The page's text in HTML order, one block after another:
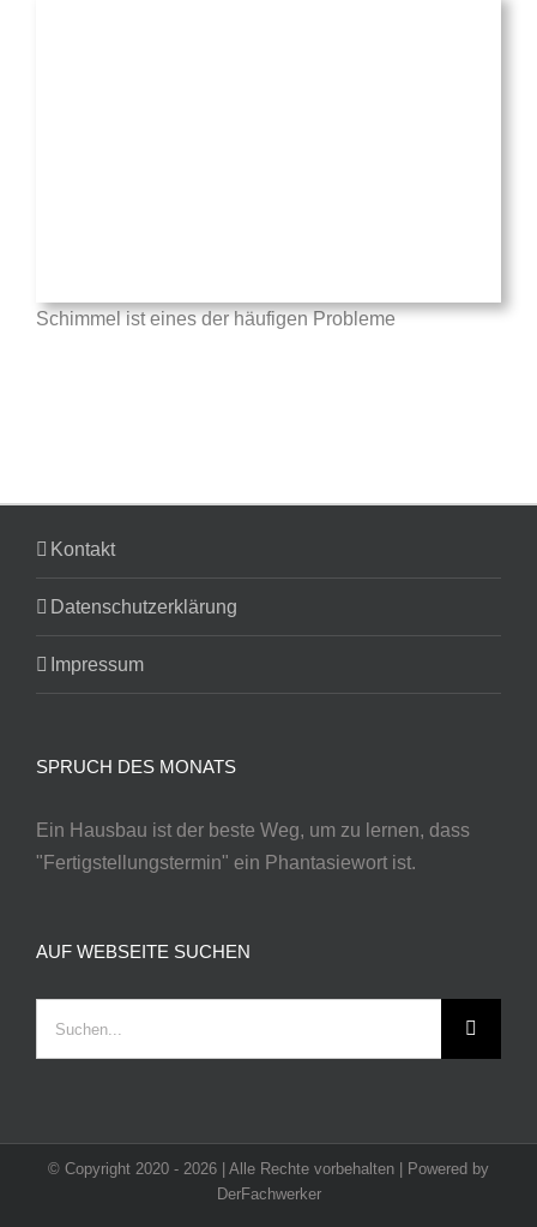
Schimmel ist eines der häufigen Probleme
Kontakt
Datenschutzerklärung
Impressum
SPRUCH DES MONATS
Ein Hausbau ist der beste Weg, um zu lernen, dass
"Fertigstellungstermin" ein Phantasiewort ist.
AUF WEBSEITE SUCHEN
© Copyright 2020 - 2026 | Alle Rechte vorbehalten | Powered by
DerFachwerker